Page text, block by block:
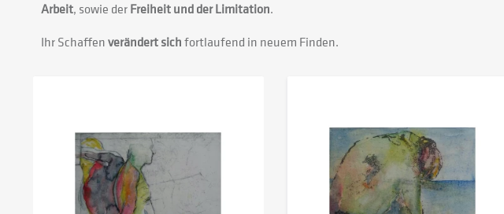
Arbeit, sowie derFreiheit und der Limitation.
Ihr Schaffenverändert sichfortlaufend in neuem Finden.